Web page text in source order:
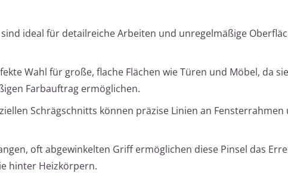
ideal für detailreiche Arbeiten und unregelmäßige
Wahl für große, flache Flächen wie Türen und Möbel, da
Farbauftrag ermöglichen.
Schrägschnitts können präzise Linien an Fensterrahmen
oft abgewinkelten Griff ermöglichen diese Pinsel das
hinter Heizkörpern.